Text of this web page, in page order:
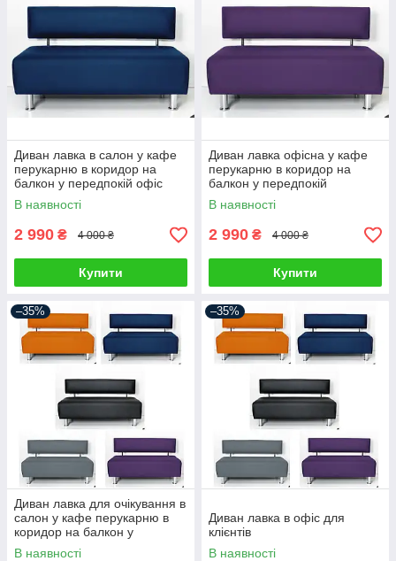
Диван лавка в салон у кафе
перукарню в коридор на
балкон у передпокій офіс
диванчик для салону краси
В наявності
2 990 ₴ 4 000 ₴
Купити
Диван лавка офісна у кафе
перукарню в коридор на
балкон у передпокій
диванчик для салону
В наявності
2 990 ₴ 4 000 ₴
Купити
–35%
Диван лавка для очікування в
салон у кафе перукарню в
коридор на балкон у
передпокій офіс
В наявності
–35%
Диван лавка в офіс для
клієнтів
В наявності